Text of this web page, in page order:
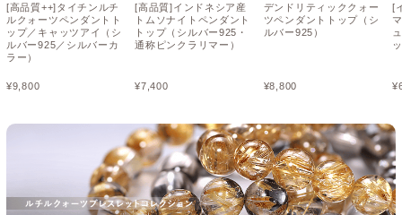
[高品質++]タイチンルチ
ルクォーツペンダントト
ップ／キャッツアイ（シ
ルバー925／シルバーカ
ラー）
¥9,800
[高品質]インドネシア産
トムソナイトペンダント
トップ（シルバー925・
通称ピンクラリマー）
¥7,400
デンドリティッククォー
ツペンダントトップ（シ
ルバー925）
¥8,800
[
¥